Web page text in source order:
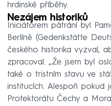
hrdinské příběhy.
Nezájem historiků
Iniciátorem pátrání byl
Berlíně (Gedenkstätte
českého historika vyzval,
zpracoval. „Že jsem byl
také o tristním stavu ve
institucích. Alespoň pokud
Protektorátu Čechy a